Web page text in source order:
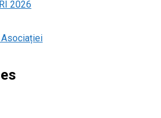
2026
Asociației